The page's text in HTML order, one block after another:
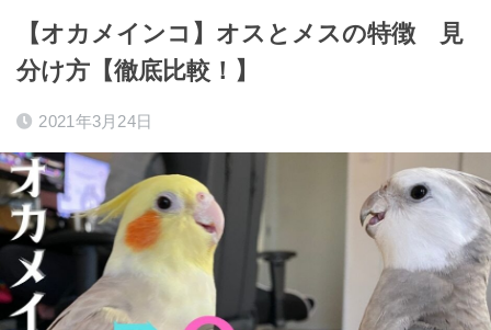
【オカメインコ】オスとメスの特徴 見
分け方【徹底比較！】
2021年3月24日